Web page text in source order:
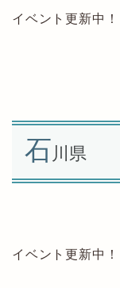
イベント更新中！
石川県
イベント更新中！